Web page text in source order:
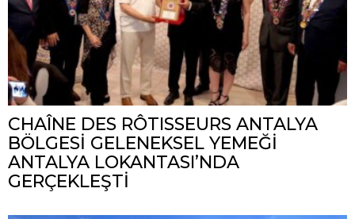
CHAÎNE DES RÔTISSEURS ANTALYA
BÖLGESİ GELENEKSEL YEMEĞİ
ANTALYA LOKANTASI’NDA
GERÇEKLEŞTİ